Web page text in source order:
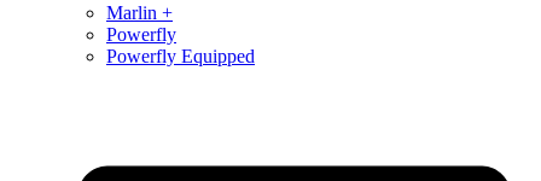
Marlin +
Powerfly
Powerfly Equipped